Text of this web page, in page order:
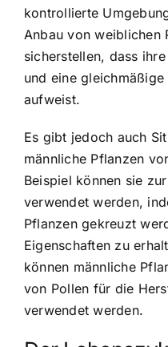
kontrollierte
Anbau von weiblichen
sicherstellen, dass
und eine
aufweist.
Es gibt jedoch auch
männliche Pflanzen
Beispiel können sie
verwendet werden,
Pflanzen gekreuzt
Eigenschaften zu
können männliche
von Pollen für die
verwendet werden.